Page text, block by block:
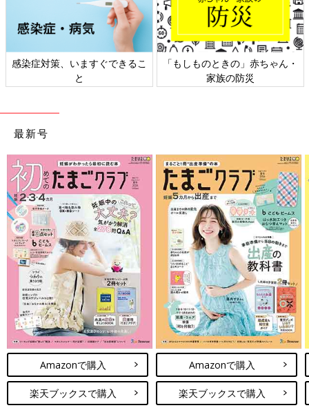
写真付きの記録が保育の質もアップ
先生保育園の先生たちは子どもがいま、何を楽しんでいるか、
そこにどんな育ちがあるかといったことを「ドキュメンテーショ
ン」に書き記して教えてくれているんです。
より理解することができ、
田中まさにプロの視点ですね。私だったら単に水遊びしている
だけと見過ごしてしまうかも。ちょっとした遊びの中にも、うち
の子の育ちがあることを教えてくれる･･･、保育園の先生への尊
敬の気持ちが高まりました。
先生これから保育園を探す人なら、見学のときに、廊下や玄
関に写真付きの活動掲示があるか見てみたり、「ドキュメンテー
ションを取り入れていますか？」と聞いてみたりするのもいいか
もしれません。
田中アプリでも配信されて掲示もあると、先生との会話もしや
すくなりそうです。
先生保護者と保育園が子どもの成長を共有できたら、真に子育
てのパートナーという関係が作れるかもしれませんね。
田中なるほど、奥深い！ 先生、次回もさらに詳しく教えてく
感染症対策、いますぐできるこ
と
「もしものときの」赤ちゃん・
家族の防災
最新号
Amazonで購入
楽天ブックスで購入
Amazonで購入
楽天ブックスで購入